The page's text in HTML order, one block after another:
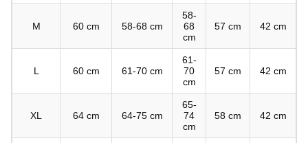
M 60 cm 58-68 cm
58-
68
cm
57 cm 42 cm
L 60 cm 61-70 cm
61-
70
cm
57 cm 42 cm
XL 64 cm 64-75 cm
65-
74
cm
58 cm 42 cm